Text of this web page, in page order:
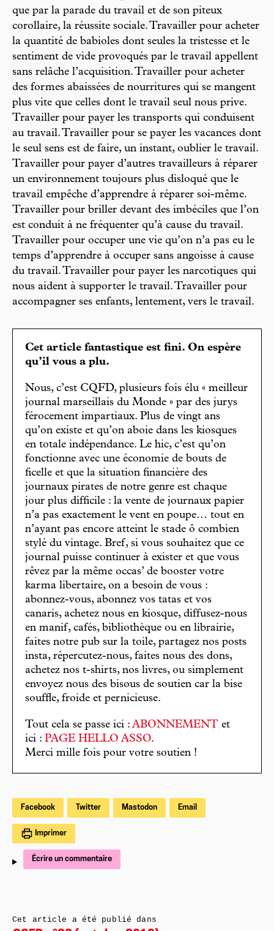
que par la parade du travail et de son piteux
corollaire, la réussite sociale. Travailler pour acheter
la quantité de babioles dont seules la tristesse et le
sentiment de vide provoqués par le travail appellent
sans relâche l’acquisition. Travailler pour acheter
des formes abaissées de nourritures qui se mangent
plus vite que celles dont le travail seul nous prive.
Travailler pour payer les transports qui conduisent
au travail. Travailler pour se payer les vacances dont
le seul sens est de faire, un instant, oublier le travail.
Travailler pour payer d’autres travailleurs à réparer
un environnement toujours plus disloqué que le
travail empêche d’apprendre à réparer soi-même.
Travailler pour briller devant des imbéciles que l’on
est conduit à ne fréquenter qu’à cause du travail.
Travailler pour occuper une vie qu’on n’a pas eu le
temps d’apprendre à occuper sans angoisse à cause
du travail. Travailler pour payer les narcotiques qui
nous aident à supporter le travail. Travailler pour
accompagner ses enfants, lentement, vers le travail.
Cet article fantastique est fini. On espère
qu’il vous a plu.
Nous, c’est CQFD, plusieurs fois élu « meilleur
journal marseillais du Monde » par des jurys
férocement impartiaux. Plus de vingt ans
qu’on existe et qu’on aboie dans les kiosques
en totale indépendance. Le hic, c’est qu’on
fonctionne avec une économie de bouts de
ficelle et que la situation financière des
journaux pirates de notre genre est chaque
jour plus difficile : la vente de journaux papier
n’a pas exactement le vent en poupe… tout en
n’ayant pas encore atteint le stade ô combien
stylé du vintage. Bref, si vous souhaitez que ce
journal puisse continuer à exister et que vous
rêvez par la même occas’ de booster votre
karma libertaire, on a besoin de vous :
abonnez-vous, abonnez vos tatas et vos
canaris, achetez nous en kiosque, diffusez-nous
en manif, cafés, bibliothèque ou en librairie,
faites notre pub sur la toile, partagez nos posts
insta, répercutez-nous, faites nous des dons,
achetez nos t-shirts, nos livres, ou simplement
envoyez nous des bisous de soutien car la bise
souffle, froide et pernicieuse.
Tout cela se passe ici : ABONNEMENT et
ici : PAGE HELLO ASSO.
Merci mille fois pour votre soutien !
Facebook Twitter Mastodon Email
Imprimer
Écrire un commentaire
Cet article a été publié dans